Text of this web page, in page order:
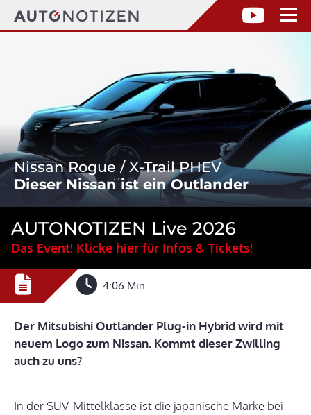
Nissan Rogue / X-Trail PHEV
Dieser Nissan ist ein Outlander
AUTONOTIZEN Live 2026
Das Event! Klicke hier für Infos & Tickets!
4:06 Min.
Der Mitsubishi Outlander Plug-in Hybrid wird mit
neuem Logo zum Nissan. Kommt dieser Zwilling
auch zu uns?
In der SUV-Mittelklasse ist die japanische Marke bei